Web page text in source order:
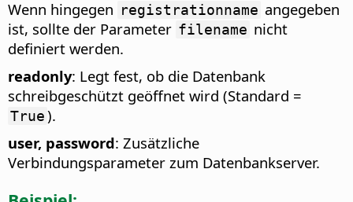
Wenn hingegen registrationname angegeben
ist, sollte der Parameter filename nicht
definiert werden.
readonly: Legt fest, ob die Datenbank
schreibgeschützt geöffnet wird (Standard =
True).
user, password: Zusätzliche
Verbindungsparameter zum Datenbankserver.